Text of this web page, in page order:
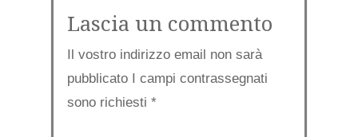
Lascia un commento
Il vostro indirizzo email non sarà
pubblicato I campi contrassegnati
sono richiesti *